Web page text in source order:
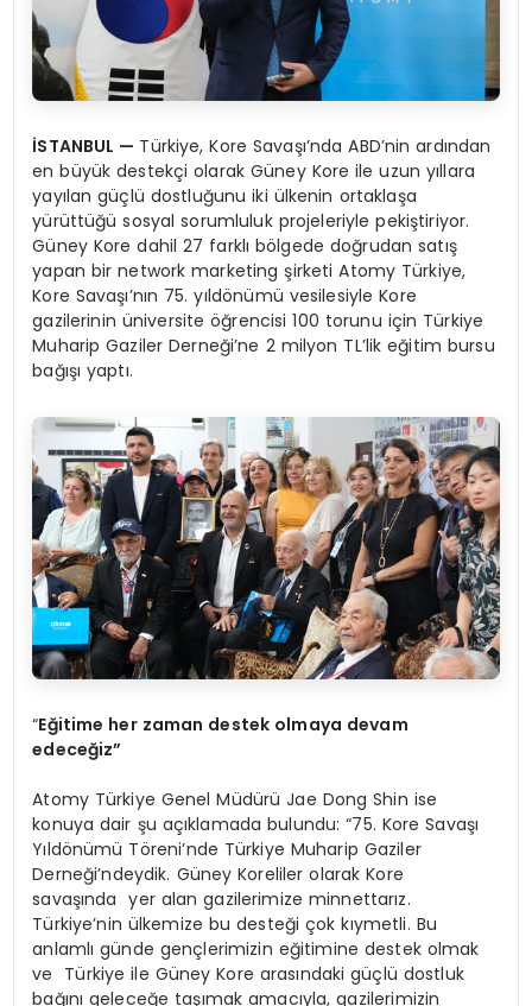
İSTANBUL — Türkiye, Kore Savaşı’nda ABD’nin ardından
en büyük destekçi olarak Güney Kore ile uzun yıllara
yayılan güçlü dostluğunu iki ülkenin ortaklaşa
yürüttüğü sosyal sorumluluk projeleriyle pekiştiriyor.
Güney Kore dahil 27 farklı bölgede doğrudan satış
yapan bir network marketing şirketi Atomy Türkiye,
Kore Savaşı’nın 75. yıldönümü vesilesiyle Kore
gazilerinin üniversite öğrencisi 100 torunu için Türkiye
Muharip Gaziler Derneği’ne 2 milyon TL’lik eğitim bursu
bağışı yaptı.
“Eğitime her zaman destek olmaya devam
edeceğiz”
Atomy Türkiye Genel Müdürü Jae Dong Shin ise
konuya dair şu açıklamada bulundu: “75. Kore Savaşı
Yıldönümü Töreni’nde Türkiye Muharip Gaziler
Derneği’ndeydik. Güney Koreliler olarak Kore
savaşında yer alan gazilerimize minnettarız.
Türkiye’nin ülkemize bu desteği çok kıymetli. Bu
anlamlı günde gençlerimizin eğitimine destek olmak
ve Türkiye ile Güney Kore arasındaki güçlü dostluk
bağını geleceğe taşımak amacıyla, gazilerimizin